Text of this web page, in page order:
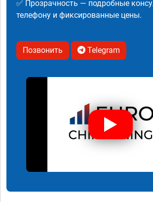
✅ Прозрачность — подробные
телефону и фиксированные цены.
Позвонить Telegram